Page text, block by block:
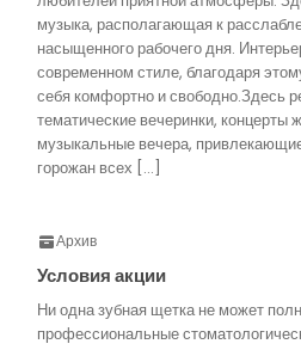
музыка, располагающая к
насыщенного рабочего дня.
современном стиле, благодаря
себя комфортно и свободно.Здесь
тематические вечеринки, концерты
музыкальные вечера,
горожан всех […]
Архив
Условия акции
Ни одна зубная щетка не может
профессиональные